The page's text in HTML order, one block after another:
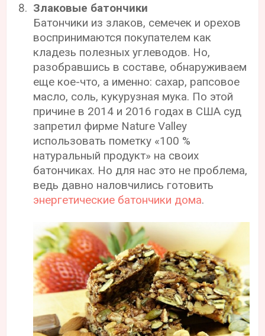
Злаковые батончики
Батончики из злаков, семечек и орехов
воспринимаются покупателем как
кладезь полезных углеводов. Но,
разобравшись в составе, обнаруживаем
еще кое-что, а именно: сахар, рапсовое
масло, соль, кукурузная мука. По этой
причине в 2014 и 2016 годах в США суд
запретил фирме Nature Valley
использовать пометку «100 %
натуральный продукт» на своих
батончиках. Но для нас это не проблема,
ведь давно наловчились готовить
энергетические батончики дома.